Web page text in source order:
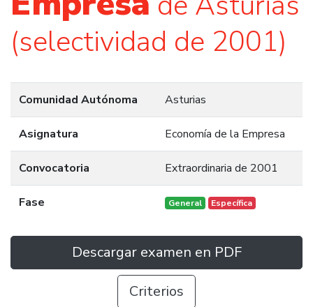
(selectividad de 2001)
Comunidad Autónoma Asturias
Asignatura Economía de la Empresa
Convocatoria Extraordinaria de 2001
Fase General Específica
Descargar examen en PDF
Criterios